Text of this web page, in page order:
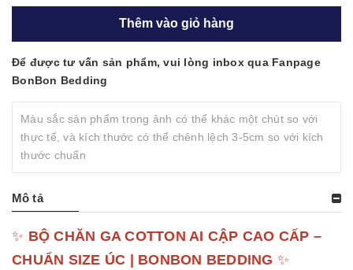
Thêm vào giỏ hàng
Để được tư vấn sản phẩm, vui lòng inbox qua Fanpage
BonBon Bedding
Màu sắc sản phẩm trong ảnh có thể khác một chút so với
thực tế, và kích thước có thể chênh lệch 3-5cm so với kích
thước chuẩn
Mô tả
✨ BỘ CHĂN GA COTTON AI CẬP CAO CẤP –
CHUẨN SIZE ÚC | BONBON BEDDING ✨